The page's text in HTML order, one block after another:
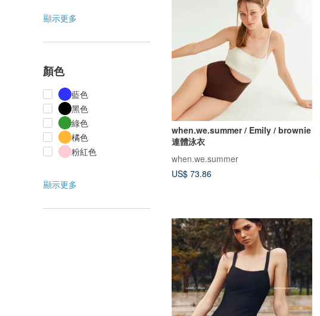
顯示更多
顏色
藍色
黑色
綠色
橘色
粉紅色
顯示更多
when.we.summer / Emily / brownie
連體泳衣
when.we.summer
US$ 73.86